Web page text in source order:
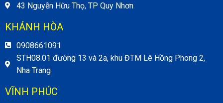
43 Nguyễn Hữu Thọ, TP Quy Nhơn
KHÁNH HÒA
0908661091
STH08.01 đường 13 và 2a, khu ĐTM Lê Hồng Phong 2,
Nha Trang
VĨNH PHÚC